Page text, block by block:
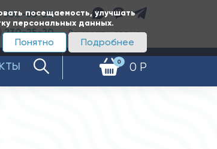
посещаемость, улучшать
персональных данных.
Подробнее
Понятно
350-65-20
230-25-20 Заказать звонок
0 0 Р